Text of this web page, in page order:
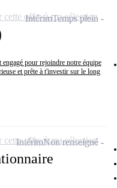
pour rejoindre notre équipe
et prête à t'investir sur le long
IntérimTemps plein
cette offre à ma sélection
IntérimNon renseigné
cette offre à ma sélection